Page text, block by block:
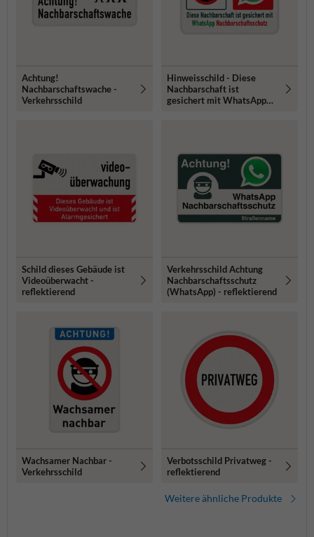
Achtung!
Nachbarschaftswache -
Verkehrsschild
Hinweisschild - Diese
Nachbarschaft ist
gesichert mit WhatsApp
Schild dieses Gebäude ist
Videoüberwacht -
reflektierend
Verkehrsschild Achtung
Nachbarschaftsschutz
(WhatsApp) - reflektierend
Wachsamer Nachbar -
Verkehrsschild
Verbotsschild Privatweg -
reflektierend
Weitere ähnliche Produkte